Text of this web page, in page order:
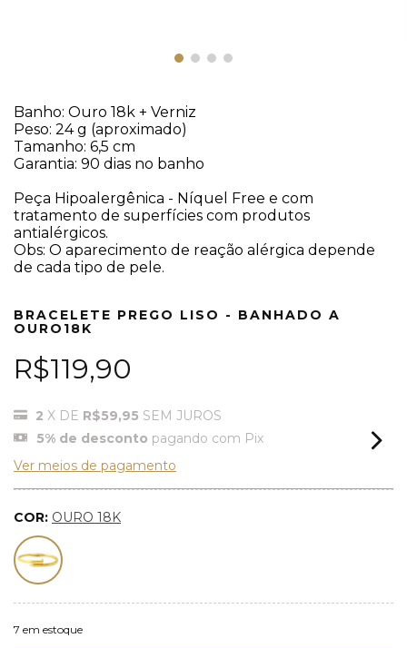
Banho: Ouro 18k + Verniz
Peso: 24 g (aproximado)
Tamanho: 6,5 cm
Garantia: 90 dias no banho
Peça Hipoalergênica - Níquel Free e com
tratamento de superfícies com produtos
antialérgicos.
Obs: O aparecimento de reação alérgica depende
de cada tipo de pele.
BRACELETE PREGO LISO - BANHADO A
OURO18K
R$119,90
2 X DE R$59,95 SEM JUROS
5% de desconto pagando com Pix
Ver meios de pagamento
COR: OURO 18K
7 em estoque